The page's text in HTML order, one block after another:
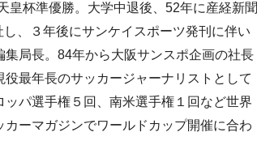
皇杯準優勝。大学中退後、52年に産経新聞
、３年後にサンケイスポーツ発刊に伴い
局長。84年から大阪サンスポ企画の社長
最年長のサッカージャーナリストとして
パ選手権５回、南米選手権１回など世界
ーマガジンでワールドカップ開催に合わ